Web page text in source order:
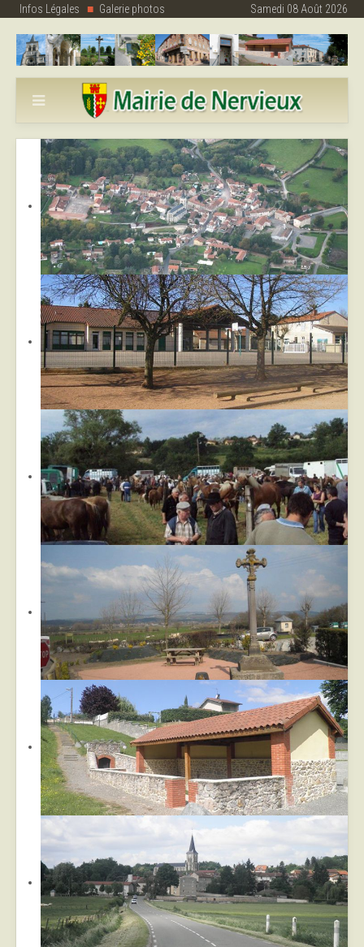
Infos Légales Galerie photos Samedi 08 Août 2026